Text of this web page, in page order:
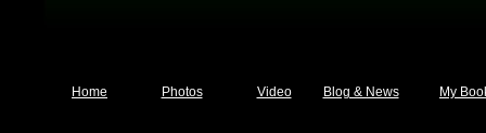
Home Photos Video Blog & News My